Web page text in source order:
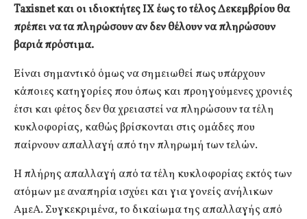
Taxisnet και οι ιδιοκτήτες ΙΧ έως το τέλος Δεκεμβρίου θα
πρέπει να τα πληρώσουν αν δεν θέλουν να πληρώσουν
βαριά πρόστιμα.
Είναι σημαντικό όμως να σημειωθεί πως υπάρχουν
κάποιες κατηγορίες που όπως και προηγούμενες χρονιές
έτσι και φέτος δεν θα χρειαστεί να πληρώσουν τα τέλη
κυκλοφορίας, καθώς βρίσκονται στις ομάδες που
παίρνουν απαλλαγή από την πληρωμή των τελών.
Η πλήρης απαλλαγή από τα τέλη κυκλοφορίας εκτός των
ατόμων με αναπηρία ισχύει και για γονείς ανήλικων
ΑμεΑ. Συγκεκριμένα, το δικαίωμα της απαλλαγής από